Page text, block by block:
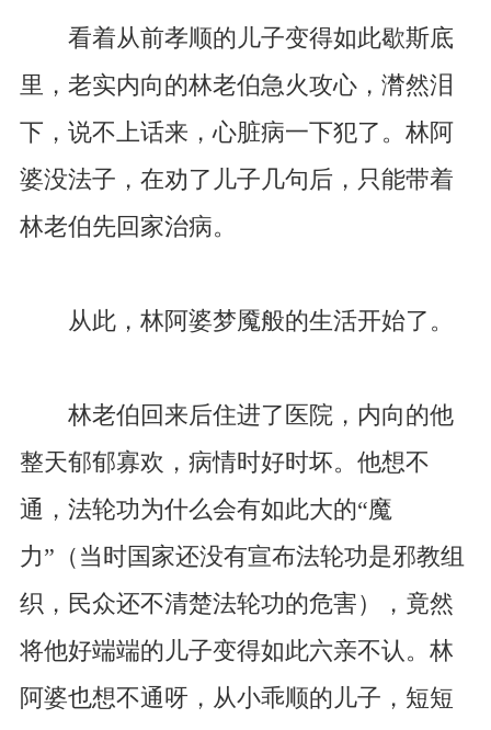
看着从前孝顺的儿子变得如此歇斯底
里，老实内向的林老伯急火攻心，潸然泪
下，说不上话来，心脏病一下犯了。林阿
婆没法子，在劝了儿子几句后，只能带着
林老伯先回家治病。
从此，林阿婆梦魇般的生活开始了。
林老伯回来后住进了医院，内向的他
整天郁郁寡欢，病情时好时坏。他想不
通，法轮功为什么会有如此大的“魔
力”（当时国家还没有宣布法轮功是邪教组
织，民众还不清楚法轮功的危害），竟然
将他好端端的儿子变得如此六亲不认。林
阿婆也想不通呀，从小乖顺的儿子，短短